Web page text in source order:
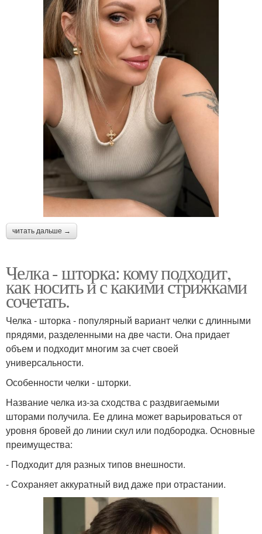
читать дальше →
Челка - шторка: кому подходит,
как носить и с какими стрижками
сочетать.
Челка - шторка - популярный вариант челки с длинными
прядями, разделенными на две части. Она придает
объем и подходит многим за счет своей
универсальности.
Особенности челки - шторки.
Название челка из-за сходства с раздвигаемыми
шторами получила. Ее длина может варьироваться от
уровня бровей до линии скул или подбородка. Основные
преимущества:
- Подходит для разных типов внешности.
- Сохраняет аккуратный вид даже при отрастании.